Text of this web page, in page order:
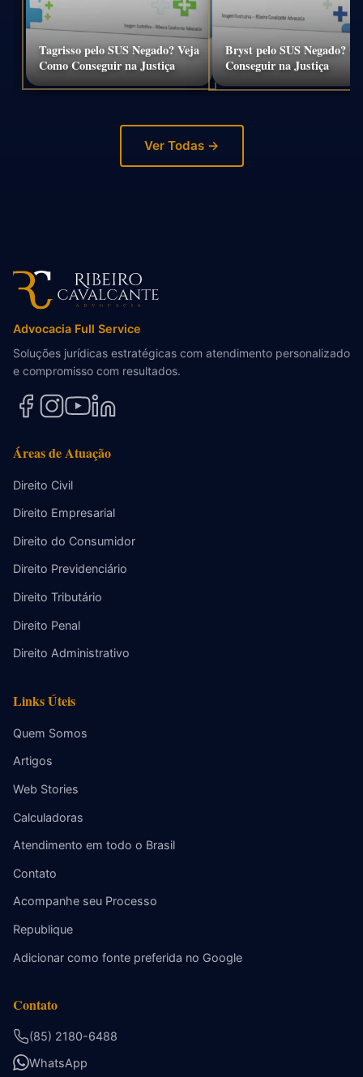
Tagrisso pelo SUS Negado? Veja
Como Conseguir na Justiça
Bryst pelo SUS Negado?
Conseguir na Justiça
Ver Todas →
Advocacia Full Service
Soluções jurídicas estratégicas com atendimento personalizado
e compromisso com resultados.
Áreas de Atuação
Direito Civil
Direito Empresarial
Direito do Consumidor
Direito Previdenciário
Direito Tributário
Direito Penal
Direito Administrativo
Links Úteis
Quem Somos
Artigos
Web Stories
Calculadoras
Atendimento em todo o Brasil
Contato
Acompanhe seu Processo
Republique
Adicionar como fonte preferida no Google
Contato
(85) 2180-6488
WhatsApp